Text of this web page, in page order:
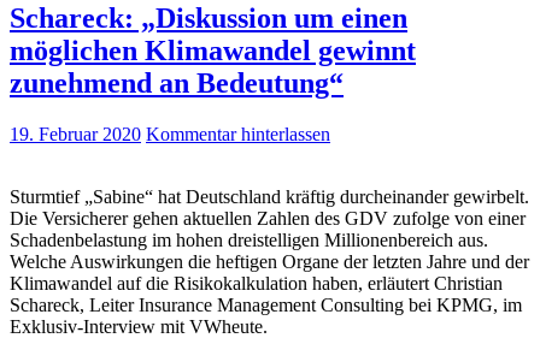
Schareck: „Diskussion um einen
möglichen Klimawandel gewinnt
zunehmend an Bedeutung“
19. Februar 2020 Kommentar hinterlassen
Sturmtief „Sabine“ hat Deutschland kräftig durcheinander gewirbelt.
Die Versicherer gehen aktuellen Zahlen des GDV zufolge von einer
Schadenbelastung im hohen dreistelligen Millionenbereich aus.
Welche Auswirkungen die heftigen Organe der letzten Jahre und der
Klimawandel auf die Risikokalkulation haben, erläutert Christian
Schareck, Leiter Insurance Management Consulting bei KPMG, im
Exklusiv-Interview mit VWheute.